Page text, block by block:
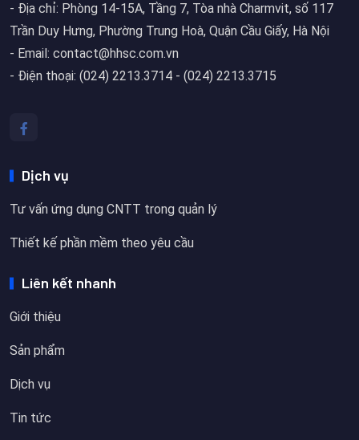
- Địa chỉ: Phòng 14-15A, Tầng 7, Tòa nhà Charmvit, số 117
Trần Duy Hưng, Phường Trung Hoà, Quận Cầu Giấy, Hà Nội
- Email: contact@hhsc.com.vn
- Điện thoại: (024) 2213.3714 - (024) 2213.3715
Dịch vụ
Tư vấn ứng dụng CNTT trong quản lý
Thiết kế phần mềm theo yêu cầu
Liên kết nhanh
Giới thiệu
Sản phẩm
Dịch vụ
Tin tức